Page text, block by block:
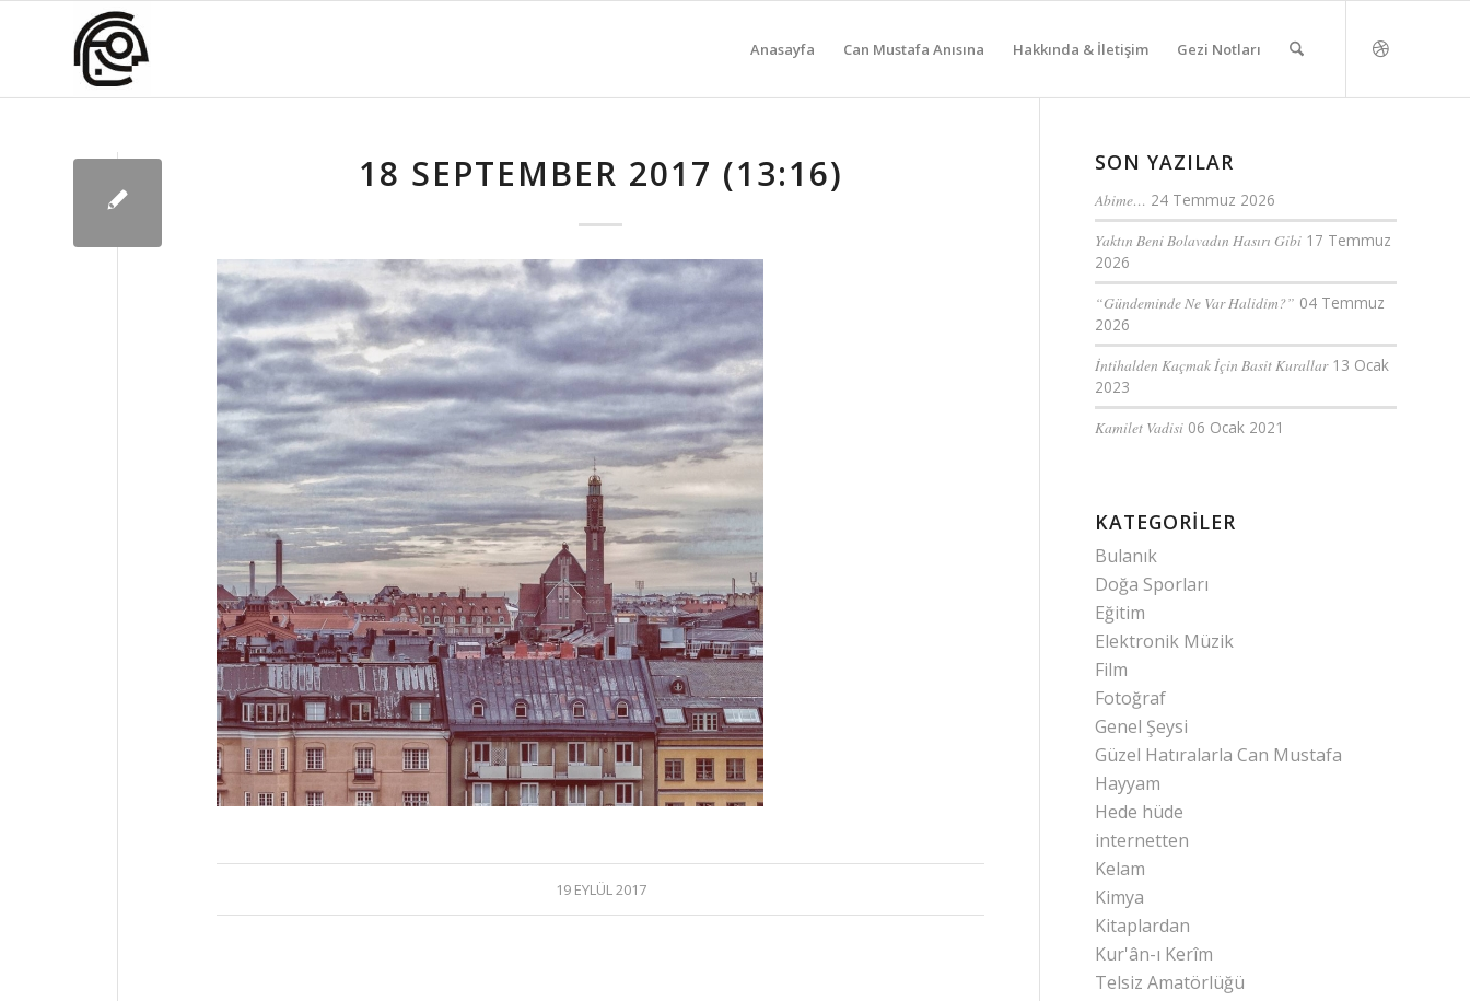
Anasayfa Can Mustafa Anısına Hakkında & İletişim Gezi Notları
18 SEPTEMBER 2017 (13:16)
19 EYLÜL 2017
SON YAZILAR
Abime… 24 Temmuz 2026
Yaktın Beni Bolavadın Hasırı Gibi 17 Temmuz
2026
“Gündeminde Ne Var Halidim?” 04 Temmuz
2026
İntihalden Kaçmak İçin Basit Kurallar 13 Ocak
2023
Kamilet Vadisi 06 Ocak 2021
KATEGORILER
Bulanık
Doğa Sporları
Eğitim
Elektronik Müzik
Film
Fotoğraf
Genel Şeysi
Güzel Hatıralarla Can Mustafa
Hayyam
Hede hüde
internetten
Kelam
Kimya
Kitaplardan
Kur'ân-ı Kerîm
Telsiz Amatörlüğü